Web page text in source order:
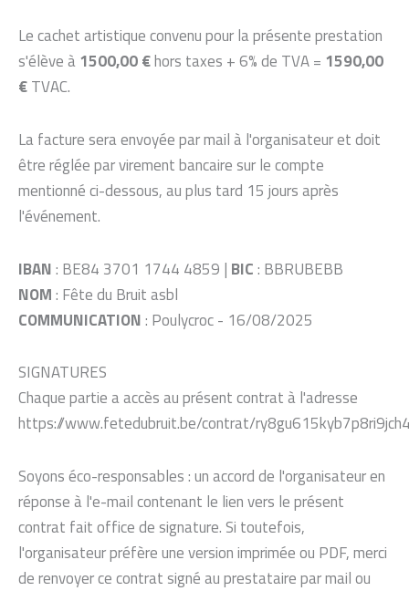
Le cachet artistique convenu pour la présente prestation
s'élève à1500,00 €hors taxes + 6% de TVA = 1590,00
€TVAC.
La facture sera envoyée par mail à l'organisateur et doit
être réglée par virement bancaire sur le compte
mentionné ci-dessous, au plus tard 15 jours après
l'événement.
IBAN: BE84 3701 1744 4859 | BIC: BBRUBEBB
NOM: Fête du Bruit asbl
COMMUNICATION: Poulycroc - 16/08/2025
SIGNATURES
Chaque partie a accès au présent contrat à l'adresse
https://www.fetedubruit.be/contrat/
Soyons éco-responsables : un accord de l'organisateur en
réponse à l'e-mail contenant le lien vers le présent
contrat fait office de signature. Si toutefois,
l'organisateur préfère une version imprimée ou PDF, merci
de renvoyer ce contrat signé au prestataire par mail ou